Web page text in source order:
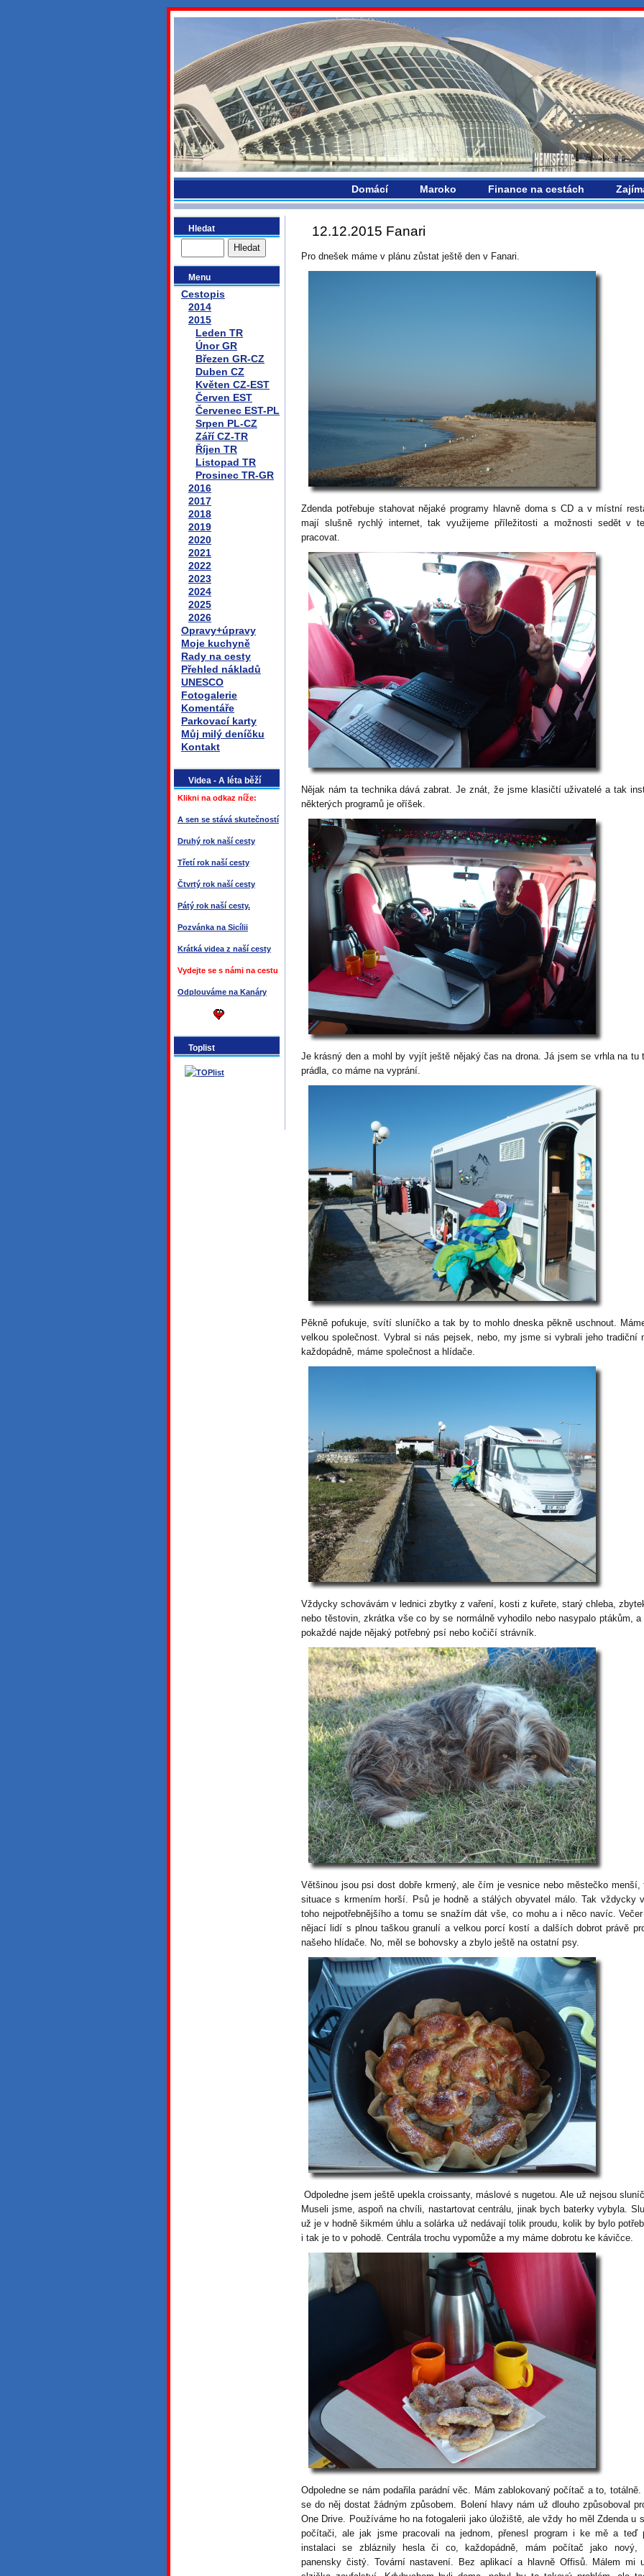
bydlikemevropou.com
Domácí Maroko Finance na cestách
Hledat
Menu
Cestopis
2014
2015
Leden TR
Únor GR
Březen GR-CZ
Duben CZ
Květen CZ-EST
Červen EST
Červenec EST-PL
Srpen PL-CZ
Září CZ-TR
Říjen TR
Listopad TR
Prosinec TR-GR
2016
2017
2018
2019
2020
2021
2022
2023
2024
2025
2026
Opravy+úpravy
Moje kuchyně
Rady na cesty
Přehled nákladů
UNESCO
Fotogalerie
Komentáře
Parkovací karty
Můj milý deníčku
Kontakt
Videa - A léta běží
Klikni na odkaz níže:
A sen se stává skutečností
Druhý rok naší cesty
Třetí rok naší cesty
Čtvrtý rok naší cesty
Pátý rok naší cesty.
Pozvánka na Sicílii
Krátká videa z naší cesty
Vydejte se s námi na cestu
Odplouváme na Kanáry
Toplist
12.12.2015 Fanari
Pro dnešek máme v plánu zůstat ještě den v Fanari.
Zdenda potřebuje stahovat nějaké programy hlavně doma s CD a v místní
mají slušně rychlý internet, tak využijeme příležitosti a možnosti sedět v
pracovat.
Nějak nám ta technika dává zabrat. Je znát, že jsme klasičtí uživatelé a tak
některých programů je oříšek.
Je krásný den a mohl by vyjít ještě nějaký čas na drona. Já jsem se vrhla na tu
prádla, co máme na vyprání.
Pěkně pofukuje, svítí sluníčko a tak by to mohlo dneska pěkně uschnout.
velkou společnost. Vybral si nás pejsek, nebo, my jsme si vybrali jeho tradiční
každopádně, máme společnost a hlídače.
Vždycky schovávám v lednici zbytky z vaření, kosti z kuřete, starý chleba,
nebo těstovin, zkrátka vše co by se normálně vyhodilo nebo nasypalo ptákům, a
pokaždé najde nějaký potřebný psí nebo kočičí strávník.
Většinou jsou psi dost dobře krmený, ale čím je vesnice nebo městečko menší,
situace s krmením horší. Psů je hodně a stálých obyvatel málo. Tak vždycky
toho nejpotřebnějšího a tomu se snažím dát vše, co mohu a i něco navíc. Večer
nějací lidí s plnou taškou granulí a velkou porcí kostí a dalších dobrot právě
našeho hlídače. No, měl se bohovsky a zbylo ještě na ostatní psy.
Odpoledne jsem ještě upekla croissanty, máslové s nugetou. Ale už nejsou
Museli jsme, aspoň na chvíli, nastartovat centrálu, jinak bych baterky vybyla.
už je v hodně šikmém úhlu a solárka už nedávají tolik proudu, kolik by bylo
i tak je to v pohodě. Centrála trochu vypomůže a my máme dobrotu ke kávičce.
Odpoledne se nám podařila parádní věc. Mám zablokovaný počítač a to, totálně.
se do něj dostat žádným způsobem. Bolení hlavy nám už dlouho způsoboval
One Drive. Používáme ho na fotogalerii jako úložiště, ale vždy ho měl Zdenda u
počítači, ale jak jsme pracovali na jednom, přenesl program i ke mě a teď
instalaci se zbláznily hesla či co, každopádně, mám počítač jako nový,
panensky čistý. Tovární nastavení. Bez aplikací a hlavně Offisů. Málem mi